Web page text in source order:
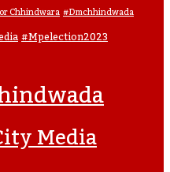
Chhindwara#dmchhindwada
#mpelection2023
Media